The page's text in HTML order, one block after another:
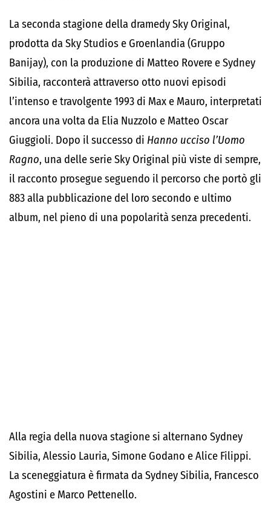
La seconda stagione della dramedy Sky Original,
prodotta da Sky Studios e Groenlandia (Gruppo
Banijay), con la produzione di Matteo Rovere e Sydney
Sibilia, racconterà attraverso otto nuovi episodi
l’intenso e travolgente 1993 di Max e Mauro, interpretati
ancora una volta da Elia Nuzzolo e Matteo Oscar
Giuggioli. Dopo il successo di Hanno ucciso l’Uomo
Ragno, una delle serie Sky Original più viste di sempre,
il racconto prosegue seguendo il percorso che portò gli
883 alla pubblicazione del loro secondo e ultimo
album, nel pieno di una popolarità senza precedenti.
Alla regia della nuova stagione si alternano Sydney
Sibilia, Alessio Lauria, Simone Godano e Alice Filippi.
La sceneggiatura è firmata da Sydney Sibilia, Francesco
Agostini e Marco Pettenello.